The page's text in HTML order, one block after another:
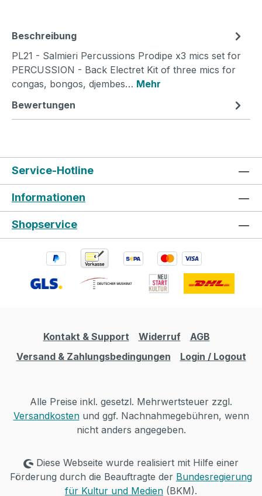
Beschreibung
PL21 - Salmieri Percussions Prodipe x3 mics set for
PERCUSSION - Back Electret Kit of three mics for
congas, bongos, djembes… Mehr
Bewertungen
Service-Hotline
Informationen
Shopservice
Kontakt & Support Widerruf
AGB
Versand & Zahlungsbedingungen
Login / Logout
Alle Preise inkl. gesetzl. Mehrwertsteuer zzgl.
Versandkostenund ggf. Nachnahmegebühren, wenn
nicht anders angegeben.
Diese Webseite wurde realisiert mit Hilfe einer
Förderung durch die Beauftragte der Bundesregierung
für Kultur und Medien (BKM).